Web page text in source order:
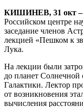
КИШИНЕВ, 31 окт –
Российском центре
заседание членов
лекцией «Пешком к
Лука.
На лекции были
до планет
Галактики. Лектор
от возникновения
вычисления